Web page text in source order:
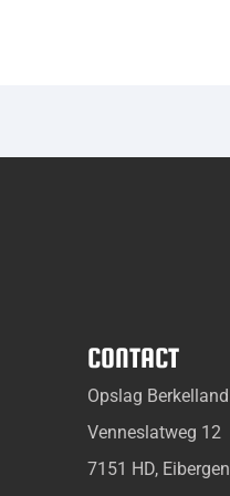
CONTACT
Opslag Berkelland
Venneslatweg 12
7151 HD, Eibergen